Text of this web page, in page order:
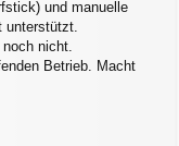
und manuelle
unterstützt.
nicht.
Betrieb. Macht